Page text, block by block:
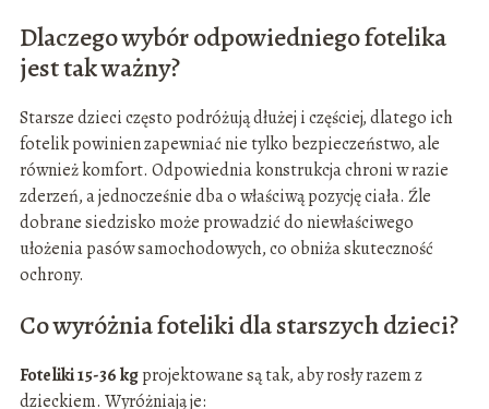
Dlaczego wybór odpowiedniego fotelika
jest tak ważny?
Starsze dzieci często podróżują dłużej i częściej, dlatego ich
fotelik powinien zapewniać nie tylko bezpieczeństwo, ale
również komfort. Odpowiednia konstrukcja chroni w razie
zderzeń, a jednocześnie dba o właściwą pozycję ciała. Źle
dobrane siedzisko może prowadzić do niewłaściwego
ułożenia pasów samochodowych, co obniża skuteczność
ochrony.
Co wyróżnia foteliki dla starszych dzieci?
Foteliki 15-36 kgprojektowane są tak, aby rosły razem z
dzieckiem. Wyróżniają je: